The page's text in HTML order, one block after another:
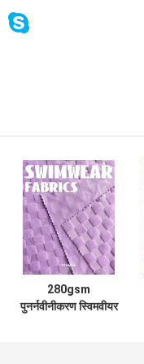
280gsm
पुनर्नवीनीकरण स्विमवीयर